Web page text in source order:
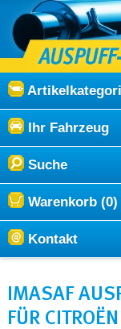
Ihr Fahrzeug
Suche
Warenkorb (0)
Kontakt
IMASAF
FÜR